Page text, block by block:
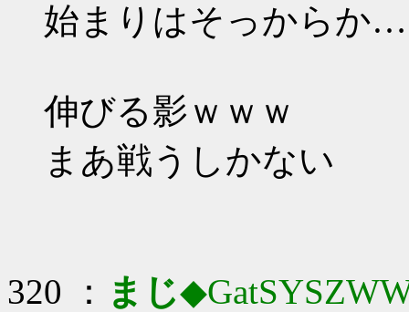
始まりはそっからか…
伸びる影ｗｗｗ
まあ戦うしかない
320 ： まじ